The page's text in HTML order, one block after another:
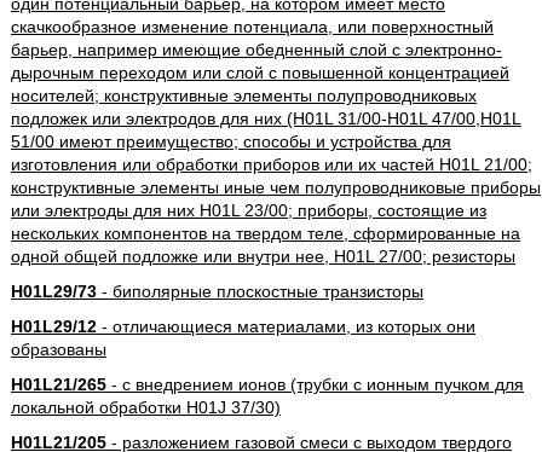
скачкообразное изменение потенциала, или поверхностный
барьер, например имеющие обедненный слой с электронно-
дырочным переходом или слой с повышенной концентрацией
носителей; конструктивные элементы полупроводниковых
подложек или электродов для них (H01L 31/00-H01L 47/00,H01L
51/00 имеют преимущество; способы и устройства для
изготовления или обработки приборов или их частей H01L 21/00;
конструктивные элементы иные чем полупроводниковые приборы
или электроды для них H01L 23/00; приборы, состоящие из
нескольких компонентов на твердом теле, сформированные на
одной общей подложке или внутри нее, H01L 27/00; резисторы
H01L29/73- биполярные плоскостные транзисторы
H01L29/12- отличающиеся материалами, из которых они
образованы
H01L21/265- с внедрением ионов (трубки с ионным пучком для
локальной обработки H01J 37/30)
H01L21/205- разложением газовой смеси с выходом твердого